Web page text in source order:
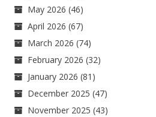
May 2026 (46)
April 2026 (67)
March 2026 (74)
February 2026 (32)
January 2026 (81)
December 2025 (47)
November 2025 (43)